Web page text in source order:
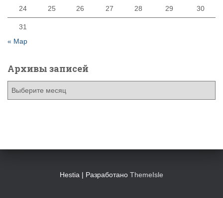
24 25 26 27 28 29 30
31
« Мар
Архивы записей
з
Hestia | Разработано ThemeIsle